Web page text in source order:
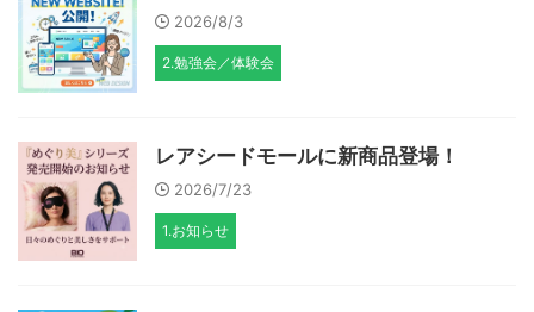
2026/8/3
2.勉強会／体験会
レアシードモールに新商品登場！
2026/7/23
1.お知らせ